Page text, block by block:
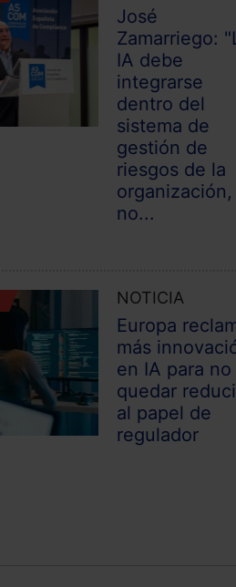
José
Zamarriego:
IA debe
integrarse
dentro del
sistema de
gestión de
riesgos de la
organización,
no...
NOTICIA
Europa
más
en IA para no
quedar
al papel de
regulador